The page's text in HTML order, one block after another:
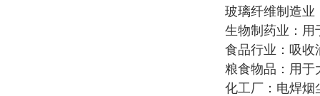
玻璃纤维制造业
生物制药业：用
食品行业：吸收
粮食物品：用于
化工厂：电焊烟